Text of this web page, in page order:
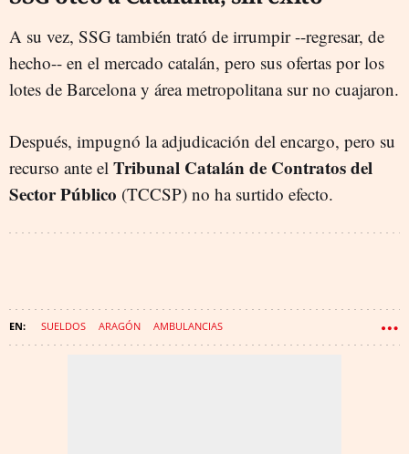
A su vez, SSG también trató de irrumpir --regresar, de
hecho-- en el mercado catalán, pero sus ofertas por los
lotes de Barcelona y área metropolitana sur no cuajaron.
Después, impugnó la adjudicación del encargo, pero su
recurso ante el Tribunal Catalán de Contratos del
Sector Público (TCCSP) no ha surtido efecto.
SUELDOS ARAGÓN AMBULANCIAS